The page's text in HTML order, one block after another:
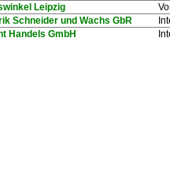
Leipzig
Schneider und Wachs GbR
Handels GmbH